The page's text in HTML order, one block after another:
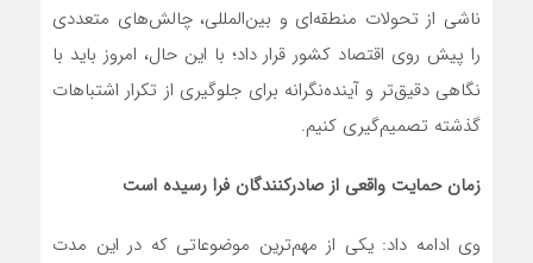
ناشی از تحولات منطقه‌ای و بین‌المللی، چالش‌های متعددی
را پیش روی اقتصاد کشور قرار داد؛ با این حال، امروز باید با
نگاهی دقیق‌تر و آینده‌نگرانه برای جلوگیری از تکرار اشتباهات
گذشته تصمیم‌گیری کنیم.
زمان حمایت واقعی از صادرکنندگان فرا رسیده است
وی ادامه داد: یکی از مهم‌ترین موضوعاتی که در این مدت